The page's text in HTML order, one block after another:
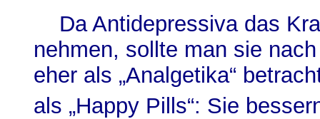
Da Antidepressiva das
nehmen, sollte man sie
eher als „Analgetika“
als „Happy Pills“: Sie